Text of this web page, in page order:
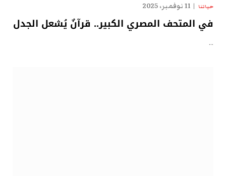
حياتنا 11 نوفمبر، 2025
في المتحف المصري الكبير.. قرآنٌ يُشعل الجدل
…